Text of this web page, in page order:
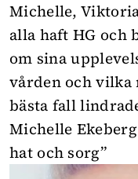
Michelle,
alla haft HG och
om sina
vården och vilka
bästa fall
Michelle
hat och sorg”